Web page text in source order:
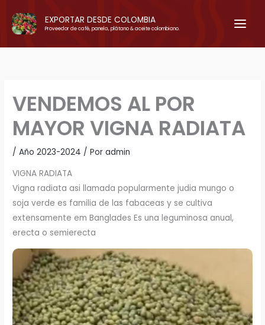
contenido
EXPORTAR DESDE COLOMBIA
Proveedor de café, panela, plátano & aceite colombiano.
VENDEMOS AL POR
MAYOR VIGNA RADIATA
/Año 2023-2024 / Poradmin
VIGNA RADIATA
Vigna radiata asi llamada popularmente judia mungo o
soja verde es familia de las fabaceas y se cultiva
extensamente em Banglades Es una leguminosa anual,
erecta o semierecta